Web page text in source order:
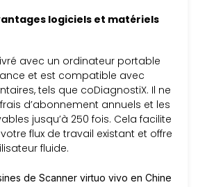
logiciels et matériels
avec un ordinateur portable
et est compatible avec
tels que coDiagnostiX. Il ne
d’abonnement annuels et les
jusqu’à 250 fois. Cela facilite
flux de travail existant et offre
fluide.
de Scanner virtuo vivo en Chine